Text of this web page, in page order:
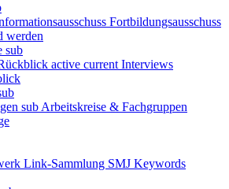
Fortbildungsausschuss
werden
sub
active current Interviews
sub Arbeitskreise & Fachgruppen
Link-Sammlung SMJ Keywords